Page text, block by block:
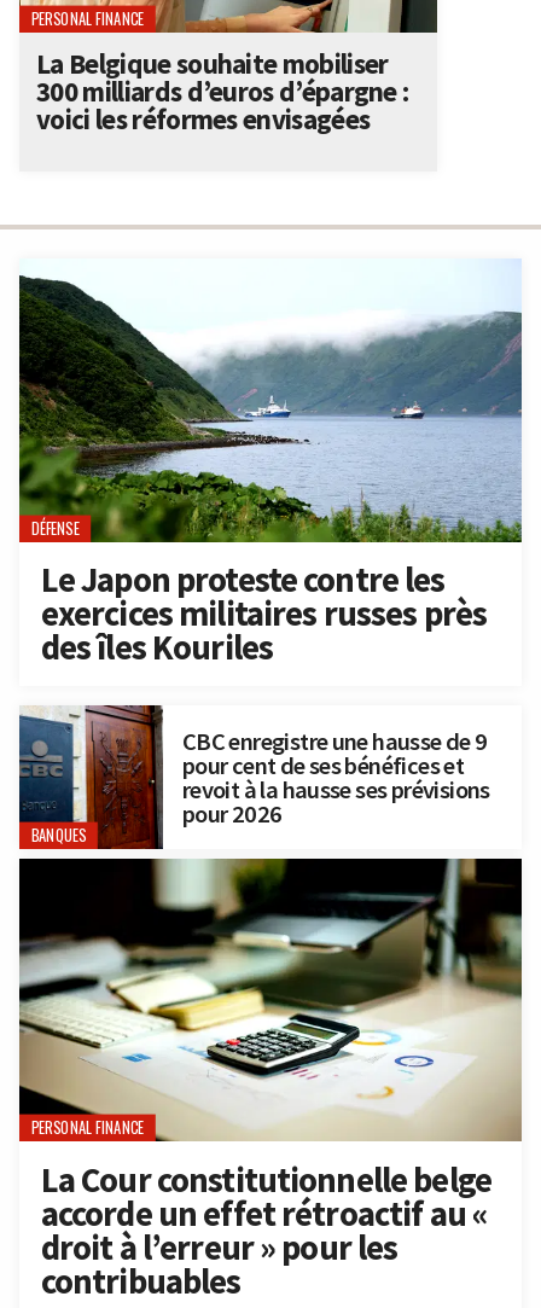
DÉFENSE
Le Japon proteste contre les
exercices militaires russes près
des îles Kouriles
BANQUES
CBC enregistre une hausse de 9
pour cent de ses bénéfices et
revoit à la hausse ses prévisions
pour 2026
PERSONAL FINANCE
La Cour constitutionnelle belge
accorde un effet rétroactif au «
droit à l’erreur » pour les
contribuables
PERSONAL FINANCE
La Belgique souhaite mobiliser
300 milliards d’euros d’épargne :
voici les réformes envisagées